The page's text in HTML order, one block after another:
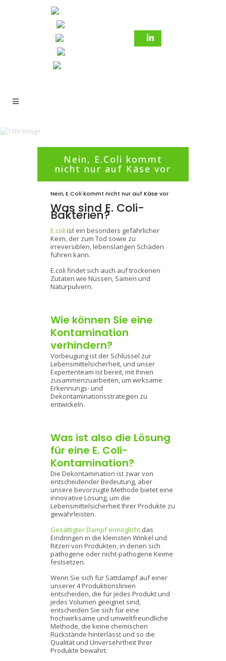
Nein, E.Coli kommt
nicht nur auf Käse vor
15 Februar 2024 In Allgemein
Nein, E.Coli kommt nicht nur auf Käse vor
Was sind E. Coli-
Bakterien?
E.coli ist ein besonders gefährlicher
Keim, der zum Tod sowie zu
irreversiblen, lebenslangen Schäden
führen kann.
E.coli findet sich auch auf trockenen
Zutaten wie Nüssen, Samen und
Naturpulvern.
Wie können Sie eine
Kontamination
verhindern?
Vorbeugung ist der Schlüssel zur
Lebensmittelsicherheit, und unser
Expertenteam ist bereit, mit Ihnen
zusammenzuarbeiten, um wirksame
Erkennungs- und
Dekontaminationsstrategien zu
entwickeln.
Was ist also die Lösung
für eine E. Coli-
Kontamination?
Die Dekontamination ist zwar von
entscheidender Bedeutung, aber
unsere bevorzugte Methode bietet eine
innovative Lösung, um die
Lebensmittelsicherheit Ihrer Produkte zu
gewährleisten.
Gesättigter Dampf ermöglicht das
Eindringen in die kleinsten Winkel und
Ritzen von Produkten, in denen sich
pathogene oder nicht-pathogene Keime
festsetzen.
Wenn Sie sich für Sattdampf auf einer
unserer 4 Produktionslinien
entscheiden, die für jedes Produkt und
jedes Volumen geeignet sind,
entscheiden Sie sich für eine
hochwirksame und umweltfreundliche
Methode, die keine chemischen
Rückstände hinterlässt und so die
Qualität und Unversehrtheit Ihrer
Produkte bewahrt.